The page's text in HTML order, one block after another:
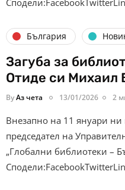
България
Загуба за
Отиде си Михаил
ByАз чета 13/01/2026 2
Внезапно на 11 януари
председател на
„Глобални библиотеки –